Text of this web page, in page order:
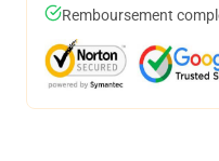
Remboursement